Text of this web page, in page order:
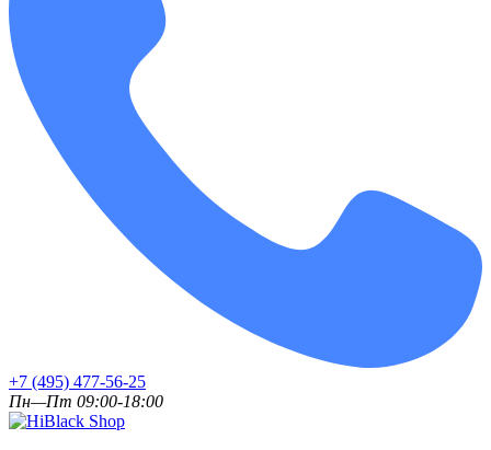
+7 (495) 477-56-25
Пн—Пт 09:00-18:00